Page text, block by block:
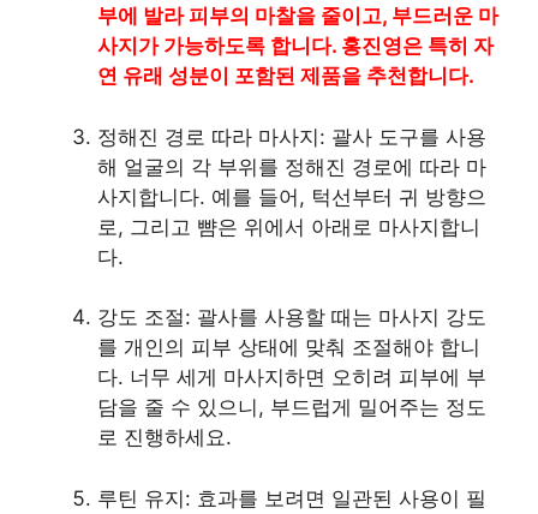
부에 발라 피부의 마찰을 줄이고, 부드러운 마
사지가 가능하도록 합니다. 홍진영은 특히 자
연 유래 성분이 포함된 제품을 추천합니다.
정해진 경로 따라 마사지: 괄사 도구를 사용
해 얼굴의 각 부위를 정해진 경로에 따라 마
사지합니다. 예를 들어, 턱선부터 귀 방향으
로, 그리고 뺨은 위에서 아래로 마사지합니
다.
강도 조절: 괄사를 사용할 때는 마사지 강도
를 개인의 피부 상태에 맞춰 조절해야 합니
다. 너무 세게 마사지하면 오히려 피부에 부
담을 줄 수 있으니, 부드럽게 밀어주는 정도
로 진행하세요.
루틴 유지: 효과를 보려면 일관된 사용이 필